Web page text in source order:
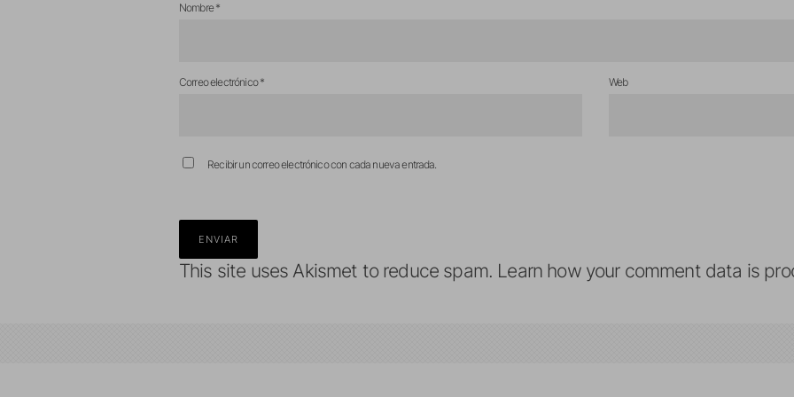
Nombre*
Correo electrónico* Web
Recibir un correo electrónico con cada nueva entrada.
This site uses Akismet to reduce spam. Learn how your comment data is